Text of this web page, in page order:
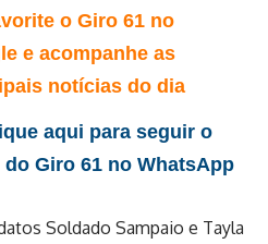
o Giro 61 no
e acompanhe as
notícias do dia
aqui para seguir o
do Giro 61 no WhatsApp
Soldado Sampaio e Tayla